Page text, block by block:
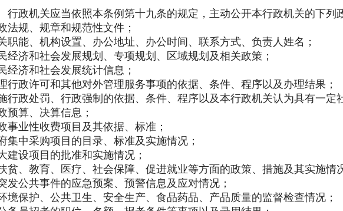
行政机关应当依照本条例第十九条的规定，主动公开本行政机关的下列
法规、规章和规范性文件；
职能、机构设置、办公地址、办公时间、联系方式、负责人姓名；
经济和社会发展规划、专项规划、区域规划及相关政策；
经济和社会发展统计信息；
行政许可和其他对外管理服务事项的依据、条件、程序以及办理结果；
行政处罚、行政强制的依据、条件、程序以及本行政机关认为具有一定
预算、决算信息；
事业性收费项目及其依据、标准；
集中采购项目的目录、标准及实施情况；
建设项目的批准和实施情况；
贫、教育、医疗、社会保障、促进就业等方面的政策、措施及其实施情
发公共事件的应急预案、预警信息及应对情况；
境保护、公共卫生、安全生产、食品药品、产品质量的监督检查情况；